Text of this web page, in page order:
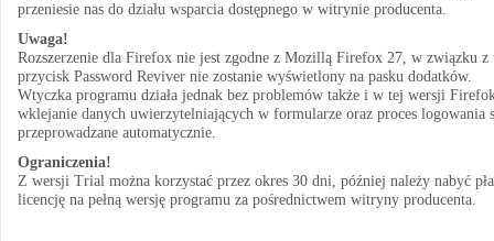
przeniesie nas do działu wsparcia dostępnego w witrynie producenta.
Uwaga!
Rozszerzenie dla Firefox nie jest zgodne z Mozillą Firefox 27, w związku z
przycisk Password Reviver nie zostanie wyświetlony na pasku dodatków.
Wtyczka programu działa jednak bez problemów także i w tej wersji
wklejanie danych uwierzytelniających w formularze oraz proces logowania
przeprowadzane automatycznie.
Ograniczenia!
Z wersji Trial można korzystać przez okres 30 dni, później należy nabyć
licencję na pełną wersję programu za pośrednictwem witryny producenta.